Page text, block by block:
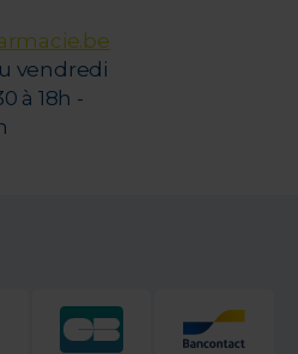
vendredi
à 18h -